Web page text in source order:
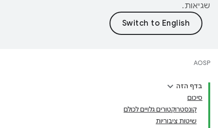
שגיאות.
AOSP
בדף הזה
סיכום
קונסטרוקטורים גלויים לכולם
שיטות ציבוריות